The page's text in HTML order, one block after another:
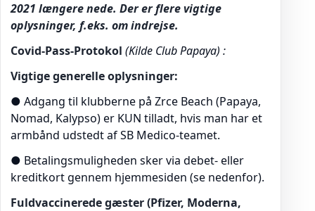
2021 længere nede. Der er flere vigtige
oplysninger, f.eks. om indrejse.
Covid-Pass-Protokol (Kilde Club Papaya) :
Vigtige generelle oplysninger:
● Adgang til klubberne på Zrce Beach (Papaya,
Nomad, Kalypso) er KUN tilladt, hvis man har et
armbånd udstedt af SB Medico-teamet.
● Betalingsmuligheden sker via debet- eller
kreditkort gennem hjemmesiden (se nedenfor).
Fuldvaccinerede gæster (Pfizer, Moderna,